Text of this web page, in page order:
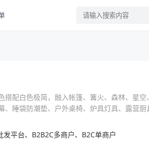
配白色极简，融入帐篷、篝火、森林、星
睡袋防潮垫、户外桌椅、炉具灯具、露营
平台、B2B2C多商户、B2C单商户